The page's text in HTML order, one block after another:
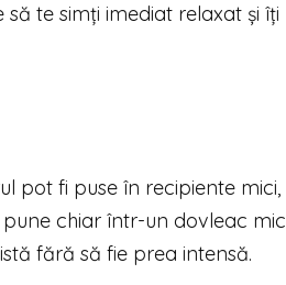
te simți imediat relaxat și îți
pot fi puse în recipiente mici,
chiar într-un dovleac mic
fără să fie prea intensă.